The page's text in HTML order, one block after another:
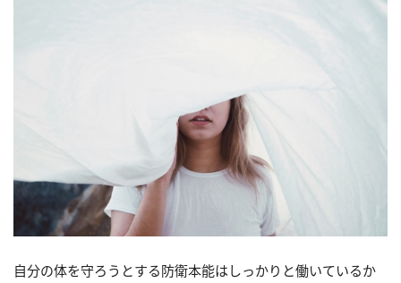
自分の体を守ろうとする防衛本能はしっかりと働いているか